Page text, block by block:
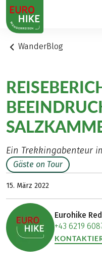
1
WanderBlog
Ein Trekkingabenteur
Gäste on Tour
15. März 2022
Eurohike
+43 6219